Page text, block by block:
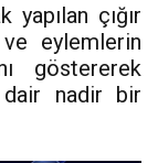
yapılan çığır
eylemlerin
göstererek
nadir bir